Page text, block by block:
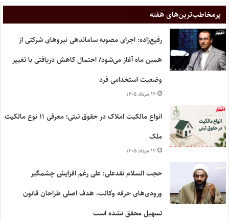
پر‌مخاطب‌ترین‌های هفته
رفیع‌زاده: اجرای مصوبه ساماندهی نیروهای شرکتی از
همین ماه آغاز می‌شود/ احتمال کاهش دریافتی با تغییر
وضعیت استخدامی فرد
۱۲ مرداد ۱۴۰۵
انواع مالکیت املاک در حقوق ثبتی؛ معرفی ۱۱ نوع مالکیت
ملک
۱۲ مرداد ۱۴۰۵
حجت السلام نقدعلی: علی رغم افزایش چشمگیر
ورودی‌های حرفه وکالت، هدف اصلی طراحان قانون
تسهیل محقق نشده است